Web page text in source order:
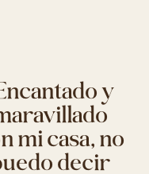
y
mi casa, no
decir